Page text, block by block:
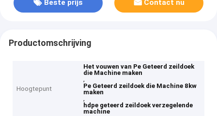
Beste prijs Contact nu
Productomschrijving
Hoogtepunt
Het vouwen van Pe Geteerd zeildoek
die Machine maken
,
Pe Geteerd zeildoek die Machine 8kw
maken
,
hdpe geteerd zeildoek verzegelende
machine